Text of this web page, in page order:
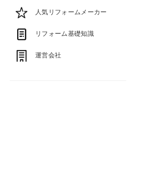
人気リフォームメーカー
リフォーム基礎知識
運営会社